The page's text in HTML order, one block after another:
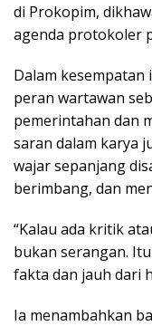
di Prokopim,
agenda protokoler
Dalam kesempatan
peran wartawan
pemerintahan dan
saran dalam karya
wajar sepanjang
berimbang, dan
“Kalau ada kritik
bukan serangan.
fakta dan jauh dari
Ia menambahkan